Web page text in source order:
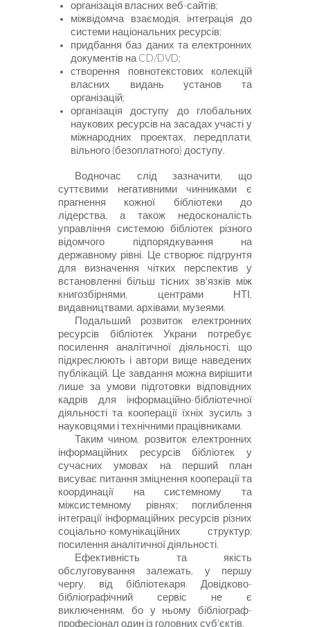
організація власних веб-сайтів;
міжвідомча взаємодія, інтеграція до
системи національних ресурсів;
придбання баз даних та електронних
документів наCD/DVD;
створення повнотекстових колекцій
власних видань установ та
організацій;
організація доступу до глобальних
наукових ресурсів на засадах участі у
міжнародних проектах, передплати,
вільного (безоплатного) доступу.
Водночас слід зазначити, що
суттєвими негативними чинниками є
прагнення кожної бібліотеки до
лідерства, а також недосконалість
управління системою бібліотек різного
відомчого підпорядкування на
державному рівні. Це створює підгрунтя
для визначення чітких перспектив у
встановленні більш тісних зв'язків між
книгозбірнями, центрами НТІ,
видавництвами, архівами, музеями.
Подальший розвиток електронних
ресурсів бібліотек Украни потребує
посилення аналітичної діяльності, що
підкреслюють і автори вище наведених
публікацій. Це завдання можна вирішити
лише за умови підготовки відповідних
кадрів для інформаційно-бібліотечної
діяльності та кооперації їхніх зусиль з
науковцями і технічними працівниками.
Таким чином, розвиток електронних
інформаційних ресурсів бібліотек у
сучасних умовах на перший план
висуває питання зміцнення кооперації та
координації на системному та
міжсистемному рівнях; поглиблення
інтеграції інформаційних ресурсів різних
соціально-комунікаційних структур;
посилення аналітичної діяльності.
Ефективність та якість
обслуговування залежать, у першу
чергу, від бібліотекаря. Довідково-
бібліографічний сервіс не є
виключенням, бо у ньому бібліограф-
професіонал один із головних суб'єктів.